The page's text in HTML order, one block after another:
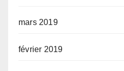
mars 2019
février 2019